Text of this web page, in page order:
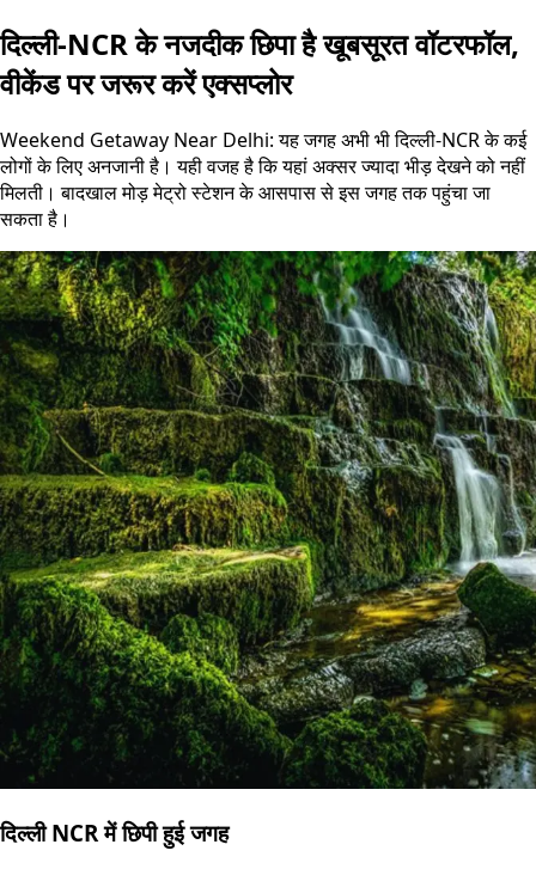
दिल्ली-NCR के नजदीक छिपा है खूबसूरत वॉटरफॉल,
वीकेंड पर जरूर करें एक्सप्लोर
Weekend Getaway Near Delhi: यह जगह अभी भी दिल्ली-NCR के कई
लोगों के लिए अनजानी है। यही वजह है कि यहां अक्सर ज्यादा भीड़ देखने को नहीं
मिलती। बादखाल मोड़ मेट्रो स्टेशन के आसपास से इस जगह तक पहुंचा जा
सकता है।
दिल्ली NCR में छिपी हुई जगह